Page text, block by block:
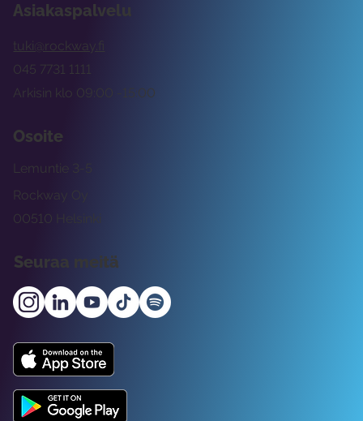
Asiakaspalvelu
tuki@rockway.fi
Arkisin klo 09:00 -15:00
045 7731 1111
Osoite
Rockway Oy
Lemuntie 3-5
00510 Helsinki
Seuraa meitä